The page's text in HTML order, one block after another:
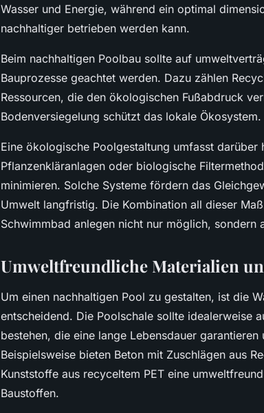
Wasser und Energie, während ein optimal
nachhaltiger betrieben werden kann.
Beim nachhaltigen Poolbau sollte auf
Bauprozesse geachtet werden. Dazu zählen
Ressourcen, die den ökologischen Fußabdruck
Bodenversiegelung schützt das lokale Ökosystem.
Eine ökologische Poolgestaltung umfasst darüber
Pflanzenkläranlagen oder biologische
minimieren. Solche Systeme fördern das
Umwelt langfristig. Die Kombination all dieser
Schwimmbad anlegen nicht nur möglich, sondern
Umweltfreundliche Materialien
Um einen nachhaltigen Pool zu gestalten, ist die
entscheidend. Die Poolschale sollte idealerweise
bestehen, die eine lange Lebensdauer
Beispielsweise bieten Beton mit Zuschlägen aus
Kunststoffe aus recyceltem PET eine
Baustoffen.